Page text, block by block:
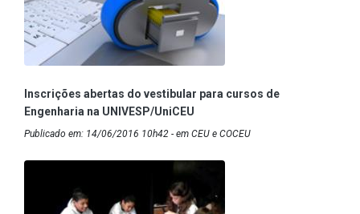
Inscrições abertas do vestibular para cursos de
Engenharia na UNIVESP/UniCEU
Publicado em: 14/06/2016 10h42 - em CEU e COCEU